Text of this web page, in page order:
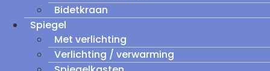
Bidetkraan
Spiegel
Met verlichting
Verlichting / verwarming